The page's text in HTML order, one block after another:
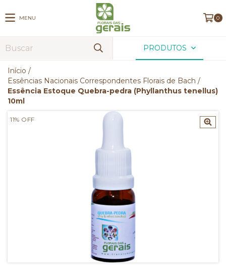
MENU 0
PRODUTOS
Início /
Essências Nacionais Correspondentes Florais de Bach /
Essência Estoque Quebra-pedra (Phyllanthus tenellus)
10ml
11% OFF